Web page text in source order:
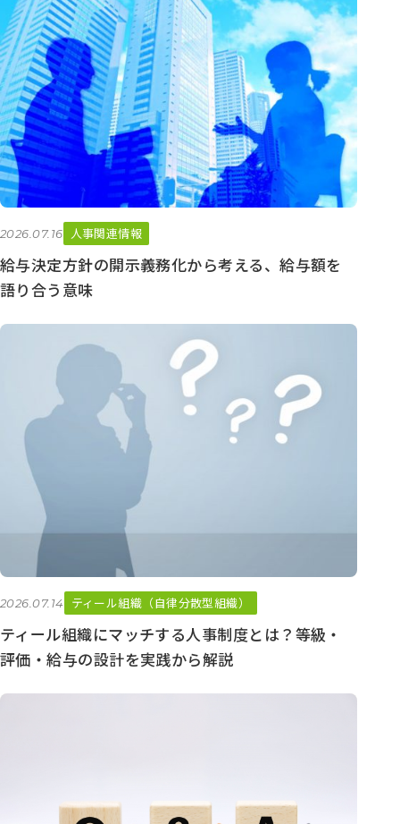
2026.07.16 人事関連情報
給与決定方針の開示義務化から考える、給与額を
語り合う意味
2026.07.14 ティール組織（自律分散型組織）
ティール組織にマッチする人事制度とは？等級・
評価・給与の設計を実践から解説